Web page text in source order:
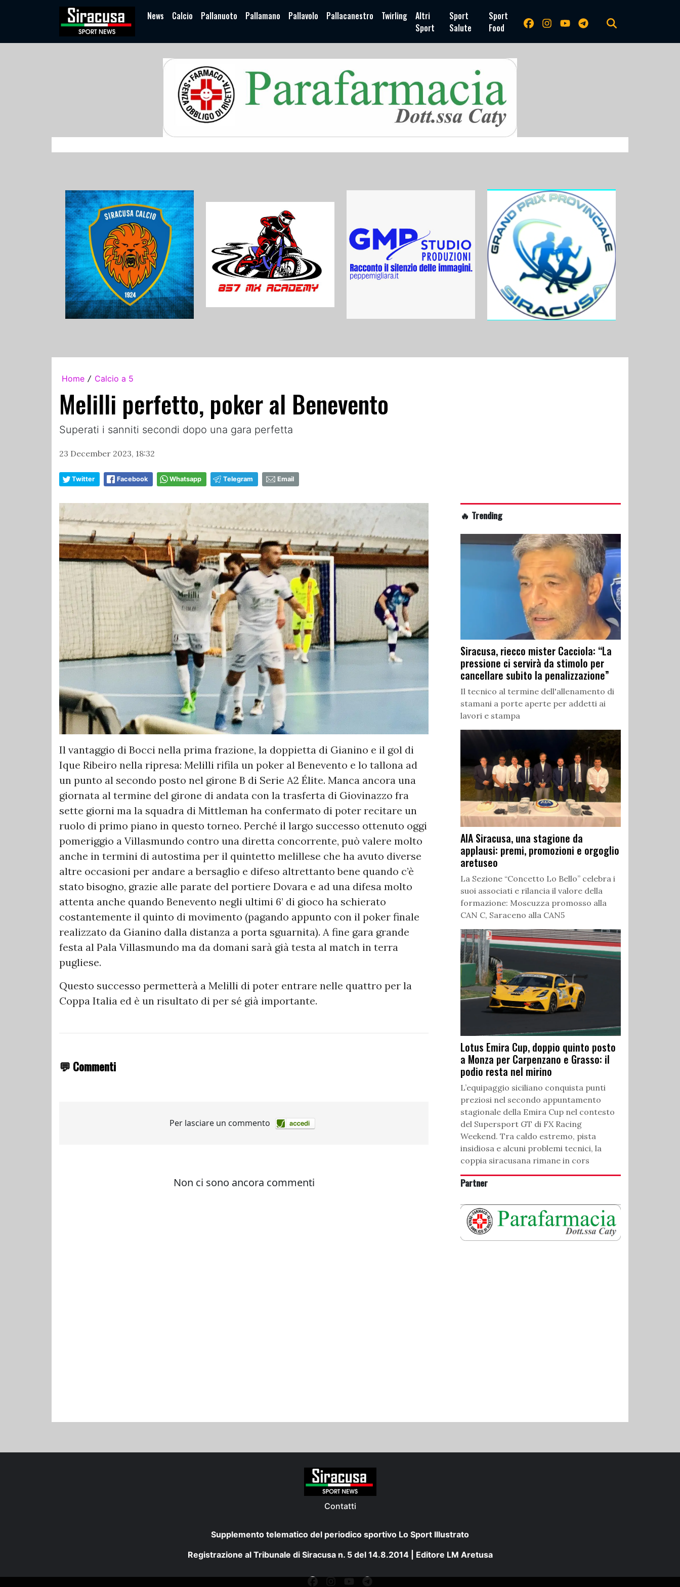
News Calcio Pallanuoto Pallamano Pallavolo Pallacanestro Twirling
Altri
Sport
Sport
Salute
Sport
Food
Home / Calcio a 5
Melilli perfetto, poker al Benevento
Superati i sanniti secondi dopo una gara perfetta
23 December 2023, 18:32
Twitter Facebook Whatsapp Telegram Email
Il vantaggio di Bocci nella prima frazione, la doppietta di Gianino e il gol di
Ique Ribeiro nella ripresa: Melilli rifila un poker al Benevento e lo tallona ad
un punto al secondo posto nel girone B di Serie A2 Élite. Manca ancora una
giornata al termine del girone di andata con la trasferta di Giovinazzo fra
sette giorni ma la squadra di Mittleman ha confermato di poter recitare un
ruolo di primo piano in questo torneo. Perché il largo successo ottenuto oggi
pomeriggio a Villasmundo contro una diretta concorrente, può valere molto
anche in termini di autostima per il quintetto melillese che ha avuto diverse
altre occasioni per andare a bersaglio e difeso altrettanto bene quando c’è
stato bisogno, grazie alle parate del portiere Dovara e ad una difesa molto
attenta anche quando Benevento negli ultimi 6’ di gioco ha schierato
costantemente il quinto di movimento (pagando appunto con il poker finale
realizzato da Gianino dalla distanza a porta sguarnita). A fine gara grande
festa al Pala Villasmundo ma da domani sarà già testa al match in terra
pugliese.
Questo successo permetterà a Melilli di poter entrare nelle quattro per la
Coppa Italia ed è un risultato di per sé già importante.
💬 Commenti
🔥 Trending
Siracusa, riecco mister Cacciola: “La
pressione ci servirà da stimolo per
cancellare subito la penalizzazione”
Il tecnico al termine dell'allenamento di
stamani a porte aperte per addetti ai
lavori e stampa
AIA Siracusa, una stagione da
applausi: premi, promozioni e orgoglio
aretuseo
La Sezione “Concetto Lo Bello” celebra i
suoi associati e rilancia il valore della
formazione: Moscuzza promosso alla
CAN C, Saraceno alla CAN5
Lotus Emira Cup, doppio quinto posto
a Monza per Carpenzano e Grasso: il
podio resta nel mirino
L’equipaggio siciliano conquista punti
preziosi nel secondo appuntamento
stagionale della Emira Cup nel contesto
del Supersport GT di FX Racing
Weekend. Tra caldo estremo, pista
insidiosa e alcuni problemi tecnici, la
coppia siracusana rimane in cors
Partner
Contatti
Supplemento telematico del periodico sportivo Lo Sport Illustrato
Registrazione al Tribunale di Siracusa n. 5 del 14.8.2014 | Editore LM Aretusa